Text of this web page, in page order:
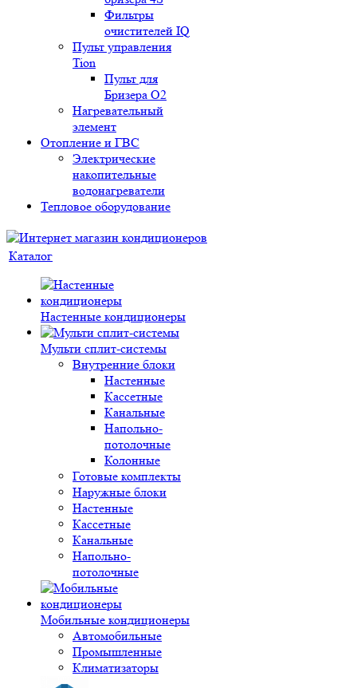
Фильтры
очистителей IQ
Пульт управления
Tion
Пульт для
Бризера O2
Нагревательный
элемент
Отопление и ГВС
Электрические
накопительные
водонагреватели
Тепловое оборудование
Каталог
Настенные кондиционеры
Мульти сплит-системы
Внутренние блоки
Настенные
Кассетные
Канальные
Напольно-
потолочные
Колонные
Готовые комплекты
Наружные блоки
Настенные
Кассетные
Канальные
Напольно-
потолочные
Мобильные кондиционеры
Автомобильные
Промышленные
Климатизаторы